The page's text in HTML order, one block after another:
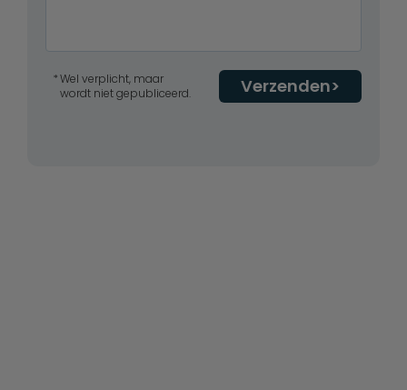
Verzenden
Wel verplicht, maar
wordt niet gepubliceerd.